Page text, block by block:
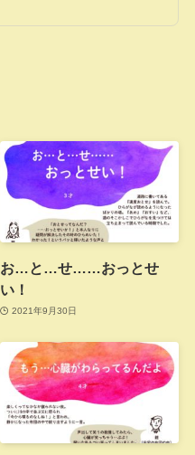
お…と…せ……おっとせ
い！
2021年9月30日